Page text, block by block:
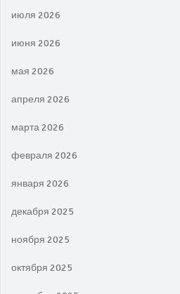
июля 2026
июня 2026
мая 2026
апреля 2026
марта 2026
февраля 2026
января 2026
декабря 2025
ноября 2025
октября 2025